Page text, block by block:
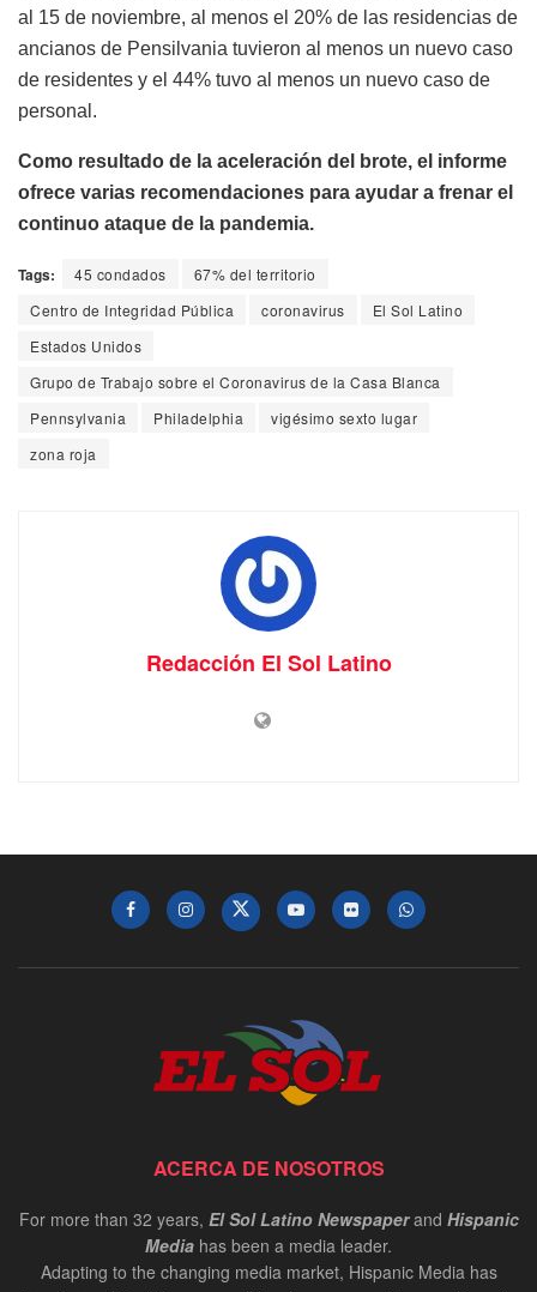
al 15 de noviembre, al menos el 20% de las residencias de
ancianos de Pensilvania tuvieron al menos un nuevo caso
de residentes y el 44% tuvo al menos un nuevo caso de
personal.
Como resultado de la aceleración del brote, el informe
ofrece varias recomendaciones para ayudar a frenar el
continuo ataque de la pandemia.
Tags: 45 condados
67% del territorio
Centro de Integridad Pública
coronavirus
El Sol Latino
Estados Unidos
Grupo de Trabajo sobre el Coronavirus de la Casa Blanca
Pennsylvania
Philadelphia
vigésimo sexto lugar
zona roja
Redacción El Sol Latino
ACERCA DE NOSOTROS
For more than 32 years, El Sol Latino Newspaperand Hispanic
Media has been a media leader.
Adapting to the changing media market, Hispanic Media has